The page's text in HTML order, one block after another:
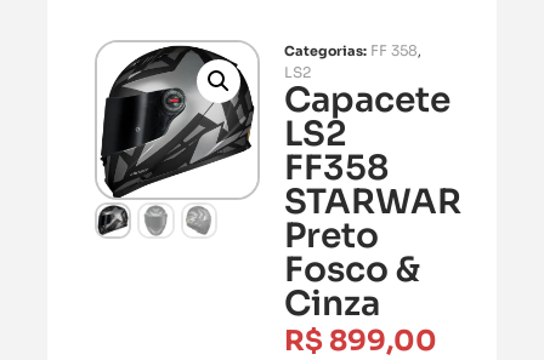
Categorias: FF 358,
LS2
Capacete
LS2
FF358
STARWAR
Preto
Fosco &
Cinza
R$ 899,00